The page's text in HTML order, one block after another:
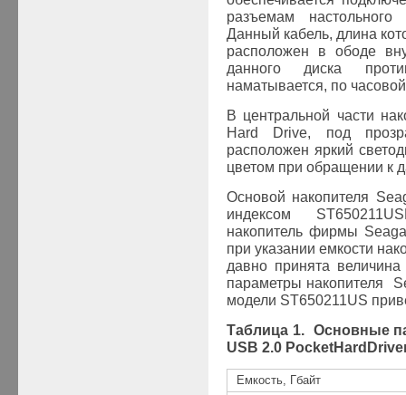
разъемам
Данный кабель, длина
расположен в ободе
данного диска
наматывается, по
В центральной части
Hard Drive, под
расположен яркий
цветом при обращении к
Основой накопителя
индексом
накопитель фирмы
при указании емкости
давно принята
параметры накопителя
модели ST650211US
Таблица 1. Основные
USB 2.0 PocketHard Drive
Емкость, Гбайт